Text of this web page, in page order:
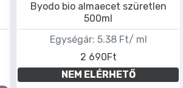
Egységár: 5.38 Ft/ ml
Byodo bio almaecet szüretlen
500ml
2 690Ft
NEM ELÉRHETŐ